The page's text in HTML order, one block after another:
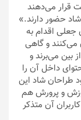
قرار می‌دهند
حضور دارند.»
جعلی اقدام به
می‌کنند و گاهی
بین می‌برند و
داخل آن را
طراحان شاد این
و پرورش هم
آن متذکر